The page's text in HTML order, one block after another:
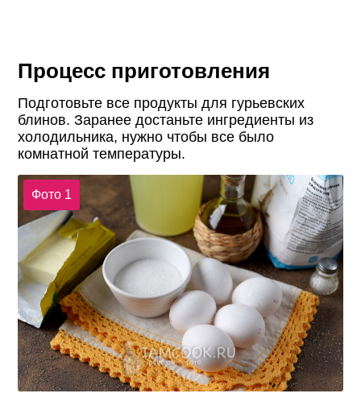
Процесс приготовления
Подготовьте все продукты для гурьевских
блинов. Заранее достаньте ингредиенты из
холодильника, нужно чтобы все было
комнатной температуры.
Фото 1